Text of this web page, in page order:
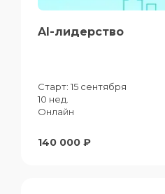
AI-лидерство
Старт: 15 сентября
10 нед.
Онлайн
140 000 ₽